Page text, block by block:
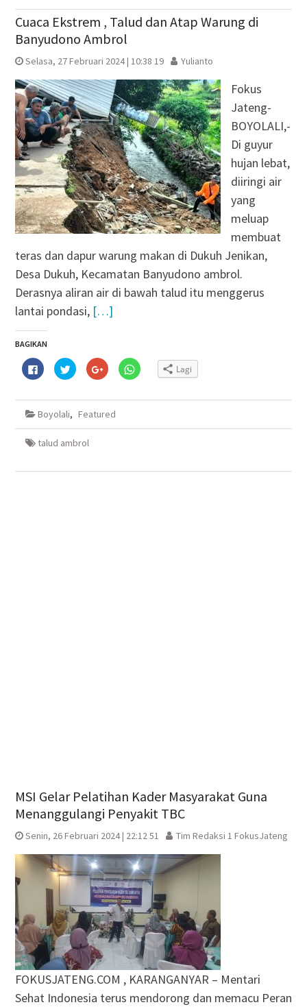
baru)
Cuaca Ekstrem , Talud dan Atap Warung di
Banyudono Ambrol
Selasa, 27 Februari 2024 | 10:38 19 Yulianto
Fokus
Jateng-
BOYOLALI,-
Di guyur
hujan lebat,
diiringi air
yang
meluap
membuat
teras dan dapur warung makan di Dukuh Jenikan,
Desa Dukuh, Kecamatan Banyudono ambrol.
Derasnya aliran air di bawah talud itu menggerus
lantai pondasi, […]
BAGIKAN
Klik
untuk
membagikan
Facebook(Membuka
jendela
baru)
Klik
untuk
berbagi
Twitter(Membuka
jendela
baru)
Klik
untuk
berbagi
Google+
di
yang
Klik
untuk
WhatsApp(Membuka
baru)
Lagi
Boyolali, Featured
talud ambrol
MSI Gelar Pelatihan Kader Masyarakat Guna
Menanggulangi Penyakit TBC
Senin, 26 Februari 2024 | 22:12 51 Tim Redaksi 1 FokusJateng
FOKUSJATENG.COM , KARANGANYAR – Mentari
Sehat Indonesia terus mendorong dan memacu Peran